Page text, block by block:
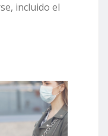
incluido el